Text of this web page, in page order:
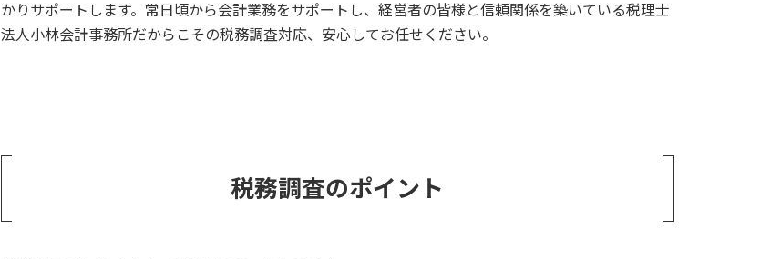
かりサポートします。常日頃から会計業務をサポートし、経営者の皆様と信頼関係を築いている税理士
法人小林会計事務所だからこその税務調査対応、安心してお任せください。
税務調査のポイント